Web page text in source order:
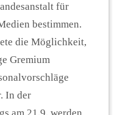
für
bestimmen.
die Möglichkeit,
Gremium
In der